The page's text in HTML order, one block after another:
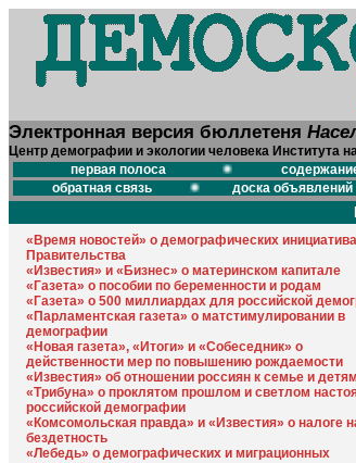
Электронная версия бюллетеня
Центр демографии и экологии человека Института
первая полоса
обратная связь
доска объявлений
«Время новостей» о демографических
Правительства
«Известия» и «Бизнес» о материнском капитале
«Газета» о пособии по беременности и родам
«Газета» о 500 миллиардах для российской
«Парламентская газета» о матстимулировании в
демографии
«Новая газета», «Итоги» и «Собеседник» о
действенности мер по повышению рождаемости
«Известия» об отношении россиян к семье и детям
«Трибуна» о проклятом прошлом и светлом
российской демографии
«Комсомольская правда» и «Известия» о налоге
бездетность
«Лебедь» о демографических и миграционных